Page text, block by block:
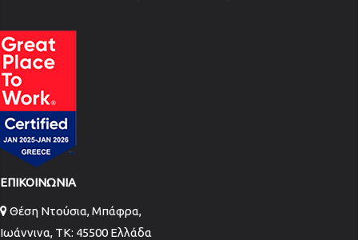
ΕΠΙΚΟΙΝΩΝΙΑ
Θέση Ντούσια, Μπάφρα,
Ιωάννινα, TK: 45500 Ελλάδα